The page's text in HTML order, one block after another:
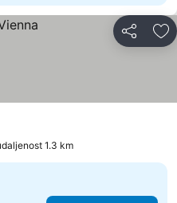
Deli
1.3 km